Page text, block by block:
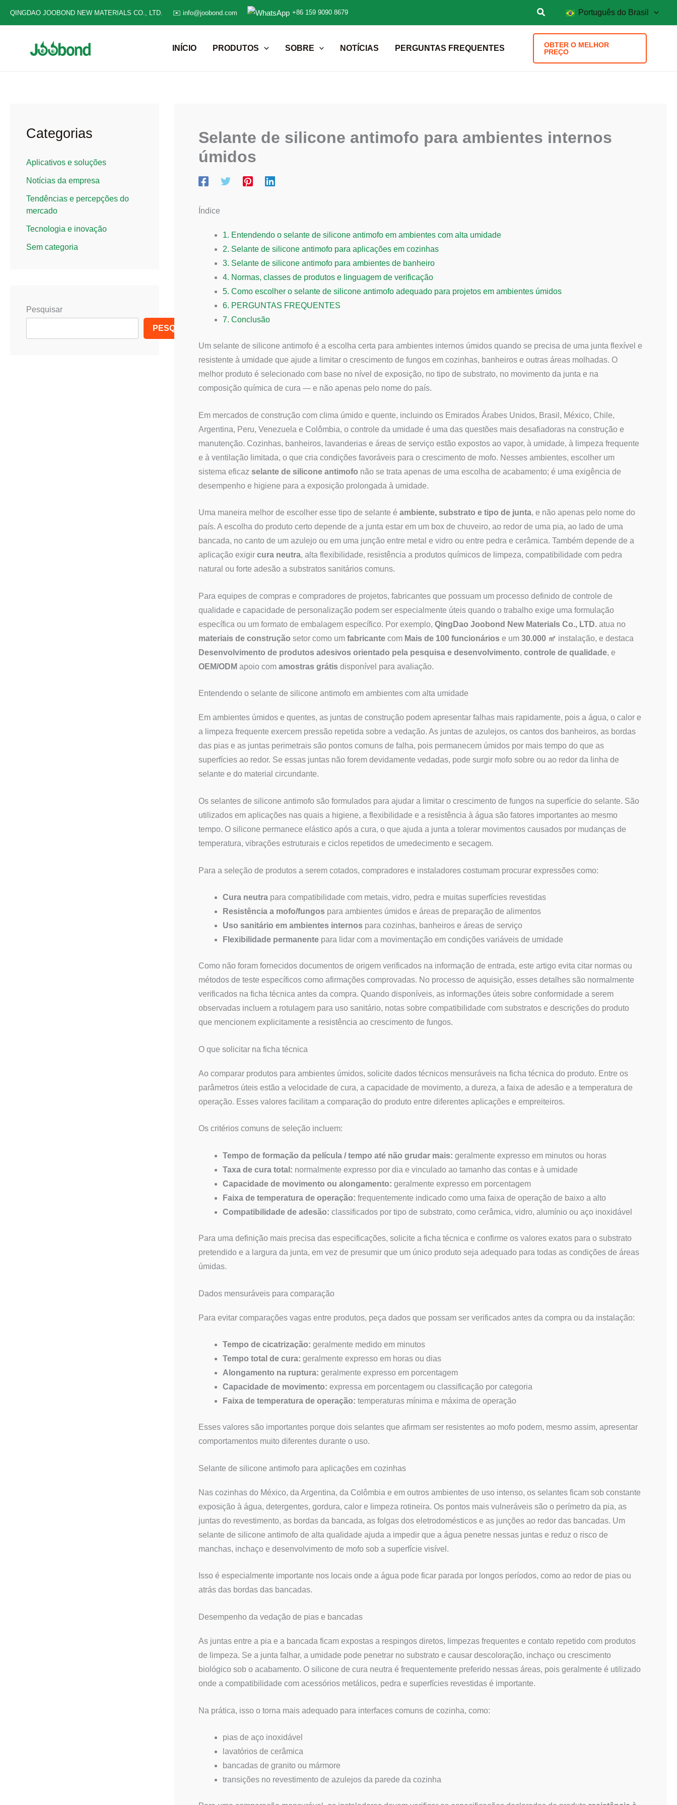
QINGDAO JOOBOND NEW MATERIALS CO., LTD. ✉️ info@joobond.com +86 159 9090 8679 Português do Brasil
INÍCIO PRODUTOS SOBRE NOTÍCIAS PERGUNTAS FREQUENTES
OBTER O MELHOR
PREÇO
Categorias
Aplicativos e soluções
Notícias da empresa
Tendências e percepções do
mercado
Tecnologia e inovação
Sem categoria
Pesquisar
PESQUISAR
Selante de silicone antimofo para ambientes internos
úmidos
Índice
1. Entendendo o selante de silicone antimofo em ambientes com alta umidade
2. Selante de silicone antimofo para aplicações em cozinhas
3. Selante de silicone antimofo para ambientes de banheiro
4. Normas, classes de produtos e linguagem de verificação
5. Como escolher o selante de silicone antimofo adequado para projetos em ambientes úmidos
6. PERGUNTAS FREQUENTES
7. Conclusão
Um selante de silicone antimofo é a escolha certa para ambientes internos úmidos quando se precisa de uma junta flexível e
resistente à umidade que ajude a limitar o crescimento de fungos em cozinhas, banheiros e outras áreas molhadas. O
melhor produto é selecionado com base no nível de exposição, no tipo de substrato, no movimento da junta e na
composição química de cura — e não apenas pelo nome do país.
Em mercados de construção com clima úmido e quente, incluindo os Emirados Árabes Unidos, Brasil, México, Chile,
Argentina, Peru, Venezuela e Colômbia, o controle da umidade é uma das questões mais desafiadoras na construção e
manutenção. Cozinhas, banheiros, lavanderias e áreas de serviço estão expostos ao vapor, à umidade, à limpeza frequente
e à ventilação limitada, o que cria condições favoráveis para o crescimento de mofo. Nesses ambientes, escolher um
sistema eficaz selante de silicone antimofo não se trata apenas de uma escolha de acabamento; é uma exigência de
desempenho e higiene para a exposição prolongada à umidade.
Uma maneira melhor de escolher esse tipo de selante é ambiente, substrato e tipo de junta, e não apenas pelo nome do
país. A escolha do produto certo depende de a junta estar em um box de chuveiro, ao redor de uma pia, ao lado de uma
bancada, no canto de um azulejo ou em uma junção entre metal e vidro ou entre pedra e cerâmica. Também depende de a
aplicação exigir cura neutra, alta flexibilidade, resistência a produtos químicos de limpeza, compatibilidade com pedra
natural ou forte adesão a substratos sanitários comuns.
Para equipes de compras e compradores de projetos, fabricantes que possuam um processo definido de controle de
qualidade e capacidade de personalização podem ser especialmente úteis quando o trabalho exige uma formulação
específica ou um formato de embalagem específico. Por exemplo, QingDao Joobond New Materials Co., LTD. atua no
materiais de construção setor como um fabricante com Mais de 100 funcionários e um 30.000 ㎡ instalação, e destaca
Desenvolvimento de produtos adesivos orientado pela pesquisa e desenvolvimento, controle de qualidade, e
OEM/ODM apoio com amostras grátis disponível para avaliação.
Entendendo o selante de silicone antimofo em ambientes com alta umidade
Em ambientes úmidos e quentes, as juntas de construção podem apresentar falhas mais rapidamente, pois a água, o calor e
a limpeza frequente exercem pressão repetida sobre a vedação. As juntas de azulejos, os cantos dos banheiros, as bordas
das pias e as juntas perimetrais são pontos comuns de falha, pois permanecem úmidos por mais tempo do que as
superfícies ao redor. Se essas juntas não forem devidamente vedadas, pode surgir mofo sobre ou ao redor da linha de
selante e do material circundante.
Os selantes de silicone antimofo são formulados para ajudar a limitar o crescimento de fungos na superfície do selante. São
utilizados em aplicações nas quais a higiene, a flexibilidade e a resistência à água são fatores importantes ao mesmo
tempo. O silicone permanece elástico após a cura, o que ajuda a junta a tolerar movimentos causados por mudanças de
temperatura, vibrações estruturais e ciclos repetidos de umedecimento e secagem.
Para a seleção de produtos a serem cotados, compradores e instaladores costumam procurar expressões como:
Cura neutra para compatibilidade com metais, vidro, pedra e muitas superfícies revestidas
Resistência a mofo/fungos para ambientes úmidos e áreas de preparação de alimentos
Uso sanitário em ambientes internos para cozinhas, banheiros e áreas de serviço
Flexibilidade permanente para lidar com a movimentação em condições variáveis de umidade
Como não foram fornecidos documentos de origem verificados na informação de entrada, este artigo evita citar normas ou
métodos de teste específicos como afirmações comprovadas. No processo de aquisição, esses detalhes são normalmente
verificados na ficha técnica antes da compra. Quando disponíveis, as informações úteis sobre conformidade a serem
observadas incluem a rotulagem para uso sanitário, notas sobre compatibilidade com substratos e descrições do produto
que mencionem explicitamente a resistência ao crescimento de fungos.
O que solicitar na ficha técnica
Ao comparar produtos para ambientes úmidos, solicite dados técnicos mensuráveis na ficha técnica do produto. Entre os
parâmetros úteis estão a velocidade de cura, a capacidade de movimento, a dureza, a faixa de adesão e a temperatura de
operação. Esses valores facilitam a comparação do produto entre diferentes aplicações e empreiteiros.
Os critérios comuns de seleção incluem:
Tempo de formação da película / tempo até não grudar mais: geralmente expresso em minutos ou horas
Taxa de cura total: normalmente expresso por dia e vinculado ao tamanho das contas e à umidade
Capacidade de movimento ou alongamento: geralmente expresso em porcentagem
Faixa de temperatura de operação: frequentemente indicado como uma faixa de operação de baixo a alto
Compatibilidade de adesão: classificados por tipo de substrato, como cerâmica, vidro, alumínio ou aço inoxidável
Para uma definição mais precisa das especificações, solicite a ficha técnica e confirme os valores exatos para o substrato
pretendido e a largura da junta, em vez de presumir que um único produto seja adequado para todas as condições de áreas
úmidas.
Dados mensuráveis para comparação
Para evitar comparações vagas entre produtos, peça dados que possam ser verificados antes da compra ou da instalação:
Tempo de cicatrização: geralmente medido em minutos
Tempo total de cura: geralmente expresso em horas ou dias
Alongamento na ruptura: geralmente expresso em porcentagem
Capacidade de movimento: expressa em porcentagem ou classificação por categoria
Faixa de temperatura de operação: temperaturas mínima e máxima de operação
Esses valores são importantes porque dois selantes que afirmam ser resistentes ao mofo podem, mesmo assim, apresentar
comportamentos muito diferentes durante o uso.
Selante de silicone antimofo para aplicações em cozinhas
Nas cozinhas do México, da Argentina, da Colômbia e em outros ambientes de uso intenso, os selantes ficam sob constante
exposição à água, detergentes, gordura, calor e limpeza rotineira. Os pontos mais vulneráveis são o perímetro da pia, as
juntas do revestimento, as bordas da bancada, as folgas dos eletrodomésticos e as junções ao redor das bancadas. Um
selante de silicone antimofo de alta qualidade ajuda a impedir que a água penetre nessas juntas e reduz o risco de
manchas, inchaço e desenvolvimento de mofo sob a superfície visível.
Isso é especialmente importante nos locais onde a água pode ficar parada por longos períodos, como ao redor de pias ou
atrás das bordas das bancadas.
Desempenho da vedação de pias e bancadas
As juntas entre a pia e a bancada ficam expostas a respingos diretos, limpezas frequentes e contato repetido com produtos
de limpeza. Se a junta falhar, a umidade pode penetrar no substrato e causar descoloração, inchaço ou crescimento
biológico sob o acabamento. O silicone de cura neutra é frequentemente preferido nessas áreas, pois geralmente é utilizado
onde a compatibilidade com acessórios metálicos, pedra e superfícies revestidas é importante.
Na prática, isso o torna mais adequado para interfaces comuns de cozinha, como:
pias de aço inoxidável
lavatórios de cerâmica
bancadas de granito ou mármore
transições no revestimento de azulejos da parede da cozinha